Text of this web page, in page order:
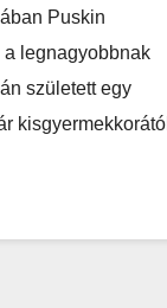
Puskin
legnagyobbnak
született egy
kisgyermekkorától